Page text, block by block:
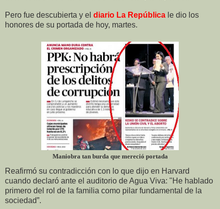
Pero fue descubierta y el diario La República le dio los
honores de su portada de hoy, martes.
Maniobra tan burda que mereció portada
Reafirmó su contradicción con lo que dijo en Harvard
cuando declaró ante el auditorio de Agua Viva: "He hablado
primero del rol de la familia como pilar fundamental de la
sociedad”.